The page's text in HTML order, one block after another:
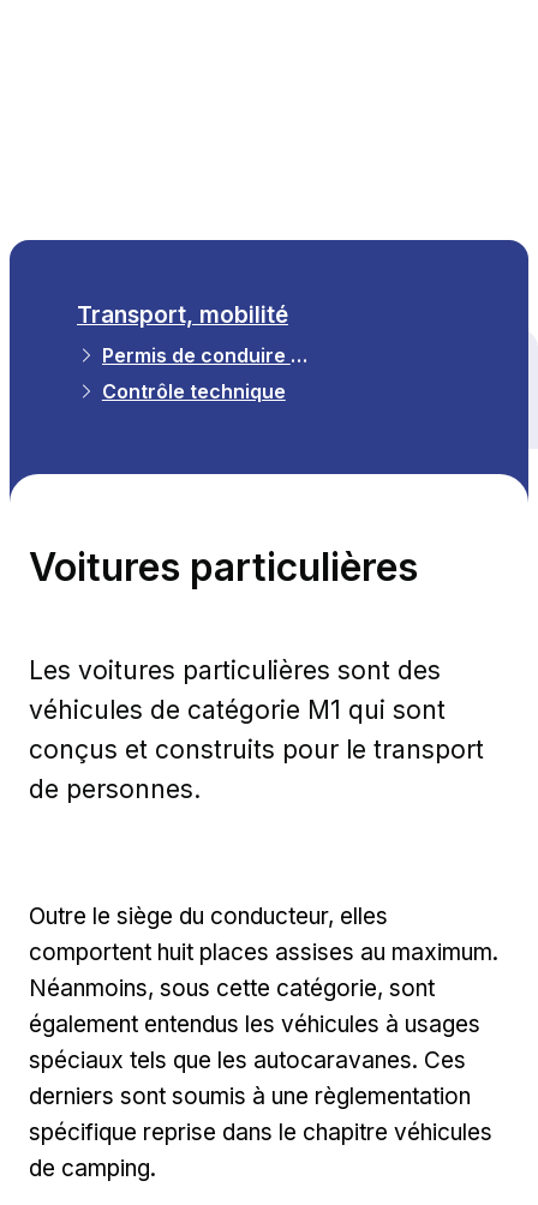
Tous les thèmes
Transport, mobilité
Permis de conduire et immatriculation
Contrôle technique
Voitures particulières
Les voitures particulières sont des
véhicules de catégorie M1 qui sont
conçus et construits pour le transport
de personnes.
Outre le siège du conducteur, elles
comportent huit places assises au maximum.
Néanmoins, sous cette catégorie, sont
également entendus les véhicules à usages
spéciaux tels que les autocaravanes. Ces
derniers sont soumis à une règlementation
spécifique reprise dans le chapitre véhicules
de camping.